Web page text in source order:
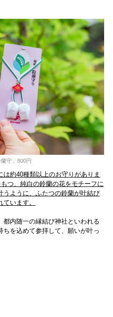
蘭守」800円
は約40種類以上のお守りがありま
つ、純白の鈴蘭の花をモチーフに
うように、ふたつの鈴蘭が叶結び
います。
内随一の縁結び神社といわれる
ちを込めて参拝して、願いが叶っ